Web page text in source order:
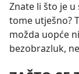
Znate li što je u
tome utješno?
možda uopće
bezobrazluk,